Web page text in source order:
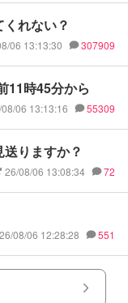
れない？
06 13:13:30 307909
11時45分から
06 13:13:16 55309
りますか？
26/08/06 13:08:34 72
26/08/06 12:28:28 551